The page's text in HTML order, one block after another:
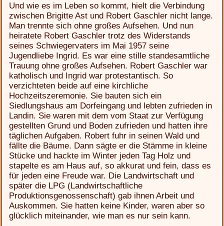
Und wie es im Leben so kommt, hielt die Verbindung
zwischen Brigitte Ast und Robert Gaschler nicht lange.
Man trennte sich ohne großes Aufsehen. Und nun
heiratete Robert Gaschler trotz des Widerstands
seines Schwiegervaters im Mai 1957 seine
Jugendliebe Ingrid. Es war eine stille standesamtliche
Trauung ohne großes Aufsehen. Robert Gaschler war
katholisch und Ingrid war protestantisch. So
verzichteten beide auf eine kirchliche
Hochzeitszeremonie. Sie bauten sich ein
Siedlungshaus am Dorfeingang und lebten zufrieden in
Landin. Sie waren mit dem vom Staat zur Verfügung
gestellten Grund und Boden zufrieden und hatten ihre
täglichen Aufgaben. Robert fuhr in seinen Wald und
fällte die Bäume. Dann sägte er die Stämme in kleine
Stücke und hackte im Winter jeden Tag Holz und
stapelte es am Haus auf, so akkurat und fein, dass es
für jeden eine Freude war. Die Landwirtschaft und
später die LPG (Landwirtschaftliche
Produktionsgenossenschaft) gab ihnen Arbeit und
Auskommen. Sie hatten keine Kinder, waren aber so
glücklich miteinander, wie man es nur sein kann.